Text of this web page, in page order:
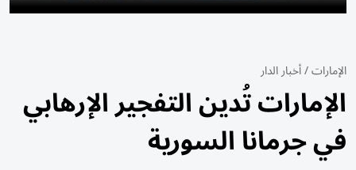
الإمارات/أخبار الدار
الإمارات تُدين التفجير الإرهابي
في جرمانا السورية